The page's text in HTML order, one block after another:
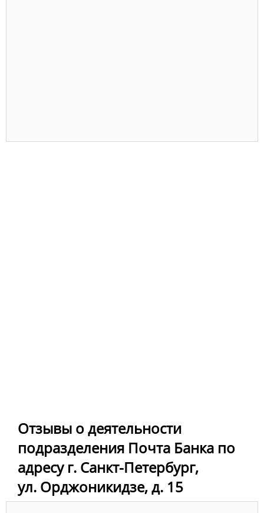
Отзывы о деятельности
подразделения Почта Банка по
адресу г. Санкт-Петербург,
ул. Орджоникидзе, д. 15